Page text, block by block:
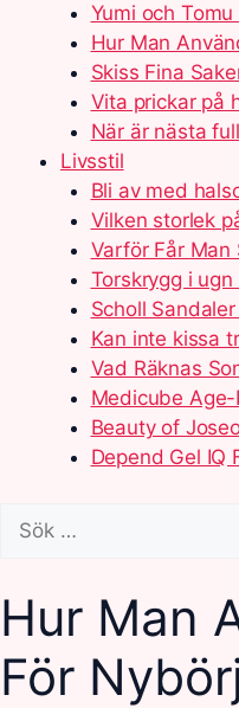
Yumi och
Hur Man
Skiss Fina
Vita prickar på
När är nästa
Livsstil
Bli av med
Vilken storlek
Varför Får Man
Torskrygg i
Scholl
Kan inte kissa
Vad Räknas
Medicube
Beauty of
Depend Gel IQ
efter:
Hur Man
För